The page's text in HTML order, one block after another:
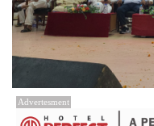
Advertesment